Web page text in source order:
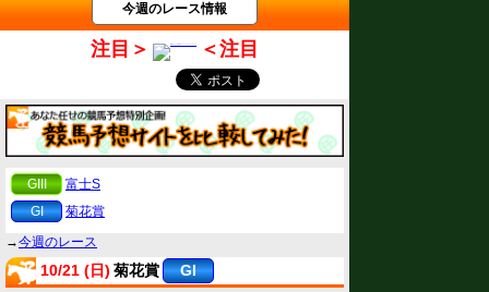
今週のレース情報
注目＞ ＜注目
GIII
富士S
GI
菊花賞
→今週のレース
10/21 (日) 菊花賞 GI